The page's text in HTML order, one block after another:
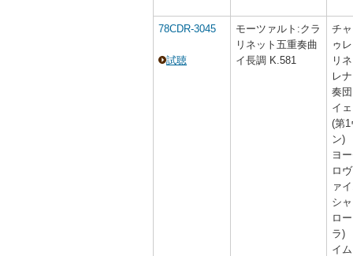
78CDR-3045
試聴
モーツァルト:クラ
リネット五重奏曲
イ長調 K.581
チ
ゥ
リ
レ
奏団
イ
(第
ン)
ヨ
ロ
ァ
シ
ロ
ラ)
イ